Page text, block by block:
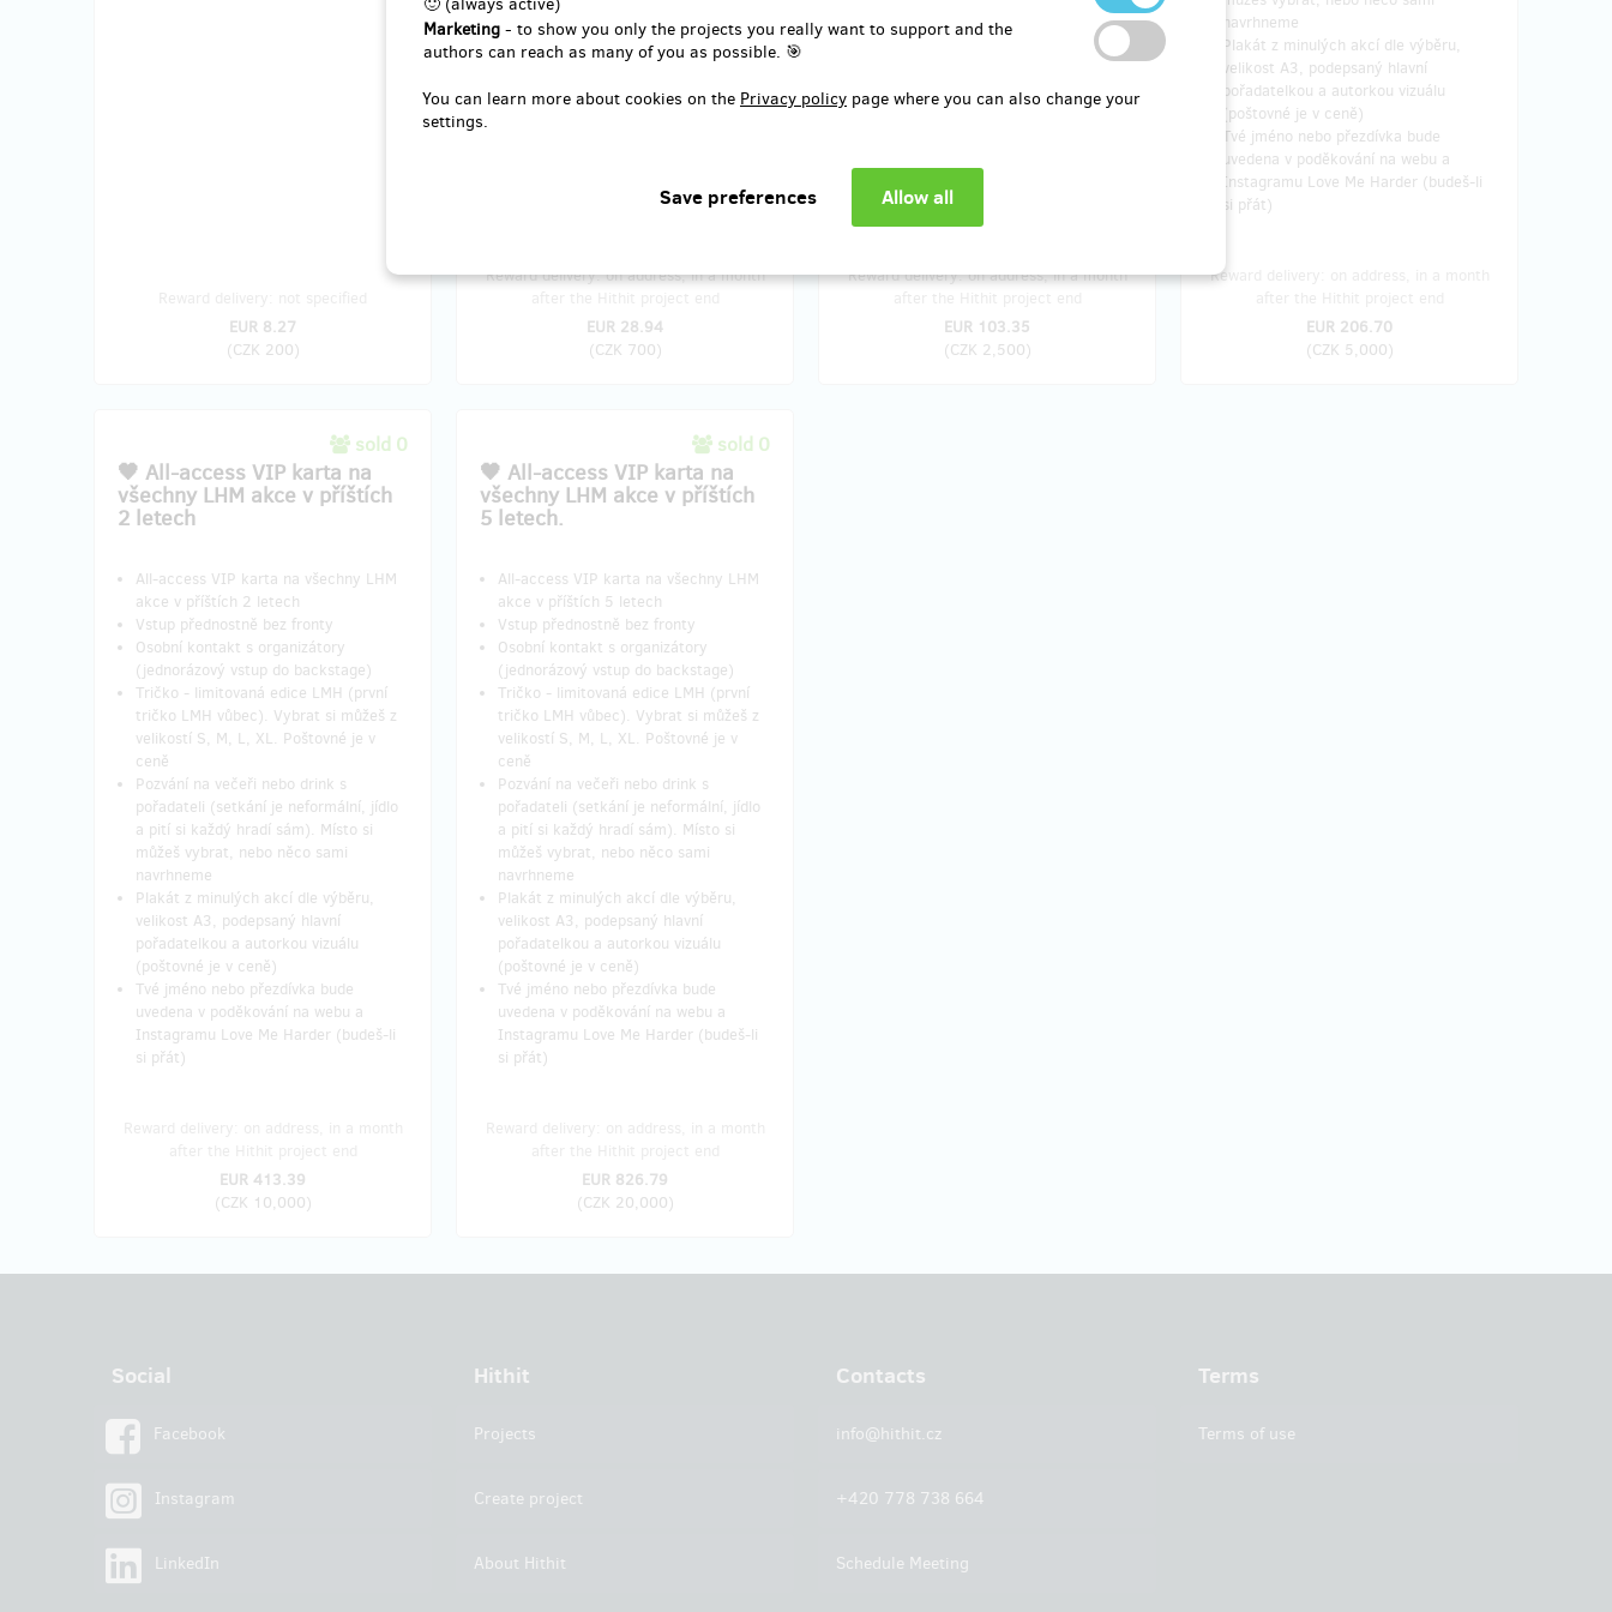
Marketing - to show you only the projects you really want to support and the
authors can reach as many of you as possible. 🎯
You can learn more about cookies on the Privacy policy page where you can also change your
settings.
EUR 8.27
(CZK 200)
Reward delivery: on address, in a month
EUR 28.94
(CZK 700)
Tvé jméno nebo přezdívka bude
uvedena v poděkování na webu a
Instagramu Love Me Harder (budeš-li
si přát)
Reward delivery: on address, in a month
EUR 103.35
(CZK 2,500)
navrhneme
Plakát z minulých akcí dle výběru,
velikost A3, podepsaný hlavní
pořadatelkou a autorkou vizuálu
(poštovné je v ceně)
Tvé jméno nebo přezdívka bude
uvedena v poděkování na webu a
Instagramu Love Me Harder (budeš-li
si přát)
Reward delivery: on address, in a month
EUR 206.70
(CZK 5,000)
sold 0
​🖤 All-access VIP karta na
všechny LHM akce v příštích
2 letech
All-access VIP karta na všechny LHM
akce v příštích 2 letech
Vstup přednostně bez fronty
Osobní kontakt s organizátory
(jednorázový vstup do backstage)
Tričko - limitovaná edice LMH (první
tričko LMH vůbec). Vybrat si můžeš z
velikostí S, M, L, XL. Poštovné je v
ceně
Pozvání na večeři nebo drink s
pořadateli (setkání je neformální, jídlo
a pití si každý hradí sám). Místo si
můžeš vybrat, nebo něco sami
navrhneme
Plakát z minulých akcí dle výběru,
velikost A3, podepsaný hlavní
pořadatelkou a autorkou vizuálu
(poštovné je v ceně)
Tvé jméno nebo přezdívka bude
uvedena v poděkování na webu a
Instagramu Love Me Harder (budeš-li
si přát)
EUR 413.39
(CZK 10,000)
sold 0
​🖤 All-access VIP karta na
všechny LHM akce v příštích
5 letech.
All-access VIP karta na všechny LHM
akce v příštích 5 letech
Vstup přednostně bez fronty
Osobní kontakt s organizátory
(jednorázový vstup do backstage)
Tričko - limitovaná edice LMH (první
tričko LMH vůbec). Vybrat si můžeš z
velikostí S, M, L, XL. Poštovné je v
ceně
Pozvání na večeři nebo drink s
pořadateli (setkání je neformální, jídlo
a pití si každý hradí sám). Místo si
můžeš vybrat, nebo něco sami
navrhneme
Plakát z minulých akcí dle výběru,
velikost A3, podepsaný hlavní
pořadatelkou a autorkou vizuálu
(poštovné je v ceně)
Tvé jméno nebo přezdívka bude
uvedena v poděkování na webu a
Instagramu Love Me Harder (budeš-li
si přát)
EUR 826.79
(CZK 20,000)
Social
Facebook
Instagram
LinkedIn
Hithit
Projects
Create project
About Hithit
Contacts
info@hithit.cz
+420 778 738 664
Schedule Meeting
Terms
Terms of use